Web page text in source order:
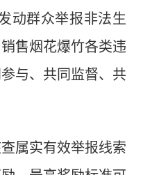
动群众举报非法生
售烟花爆竹各类违
与、共同监督、共
属实有效举报线索